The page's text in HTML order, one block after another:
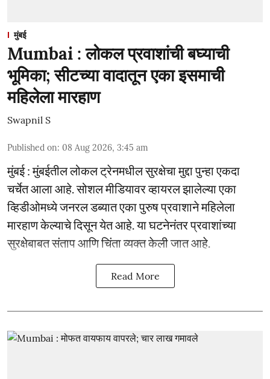
मुंबई
Mumbai : लोकल प्रवाशांची बघ्याची
भूमिका; सीटच्या वादातून एका इसमाची
महिलेला मारहाण
Swapnil S
Published on: 08 Aug 2026, 3:45 am
मुंबई : मुंबईतील लोकल ट्रेनमधील सुरक्षेचा मुद्दा पुन्हा एकदा
चर्चेत आला आहे. सोशल मीडियावर व्हायरल झालेल्या एका
व्हिडीओमध्ये जनरल डब्यात एका पुरुष प्रवाशाने महिलेला
मारहाण केल्याचे दिसून येत आहे. या घटनेनंतर प्रवाशांच्या
सुरक्षेबाबत संताप आणि चिंता व्यक्त केली जात आहे.
Read More